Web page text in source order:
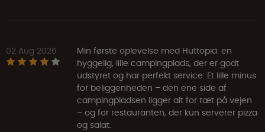
02 Aug 2026
Min første oplevelse med Huttopia: en
hyggelig, lille campingplads, der er godt
udstyret og har perfekt service. Et lille minus
for beliggenheden – den ene side af
campingpladsen ligger alt for tæt på vejen
– og for restauranten, der kun serverer pizza
og salat.